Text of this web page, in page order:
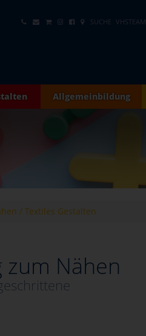
SUCHE VHSTEAM
Allgemeinbildung
/ Textiles Gestalten
zum Nähen